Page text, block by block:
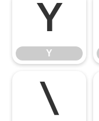
Y
Y
\